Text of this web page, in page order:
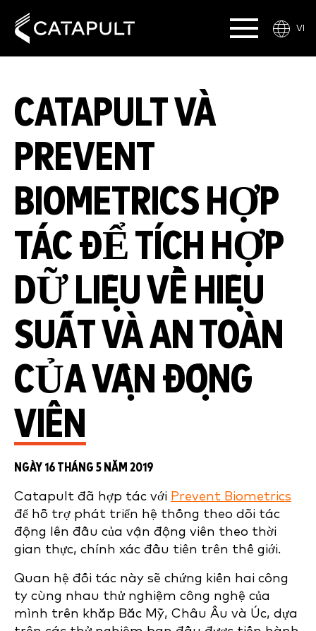
VI
CATAPULT VÀ
PREVENT
BIOMETRICS HỢP
TÁC ĐỂ TÍCH HỢP
DỮ LIỆU VỀ HIỆU
SUẤT VÀ AN TOÀN
CỦA VẬN ĐỘNG
VIÊN
NGÀY 16 THÁNG 5 NĂM 2019
Catapult đã hợp tác với Prevent Biometrics
để hỗ trợ phát triển hệ thống theo dõi tác
động lên đầu của vận động viên theo thời
gian thực, chính xác đầu tiên trên thế giới.
Quan hệ đối tác này sẽ chứng kiến hai công
ty cùng nhau thử nghiệm công nghệ của
mình trên khắp Bắc Mỹ, Châu Âu và Úc, dựa